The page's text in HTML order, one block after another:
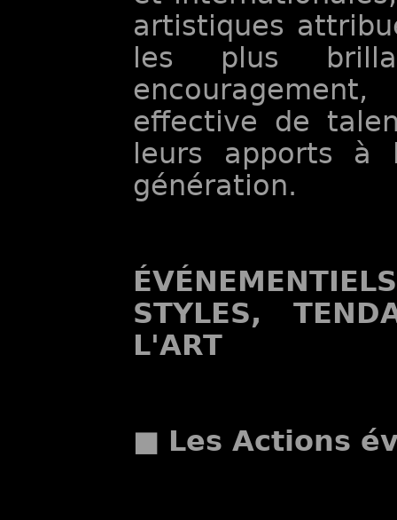
artistiques
les plus
effective de
leurs apports à
génération.
STYLES,
L'ART
■ Les Actions